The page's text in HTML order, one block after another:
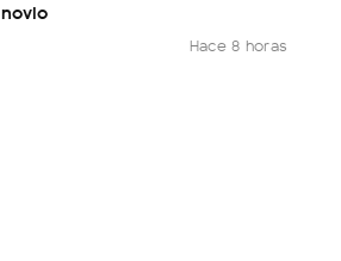
novio
Hace 8 horas